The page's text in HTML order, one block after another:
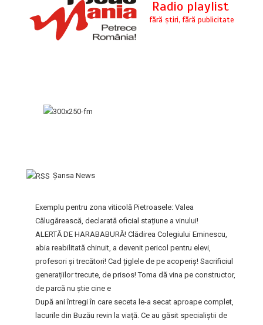
Şansa News
Exemplu pentru zona viticolă Pietroasele: Valea
Călugărească, declarată oficial stațiune a vinului!
ALERTĂ DE HARABABURĂ! Clădirea Colegiului Eminescu,
abia reabilitată chinuit, a devenit pericol pentru elevi,
profesori și trecători! Cad țiglele de pe acoperiș! Sacrificiul
generațiilor trecute, de prisos! Toma dă vina pe constructor,
de parcă nu știe cine e
După ani întregi în care seceta le-a secat aproape complet,
lacurile din Buzău revin la viață. Ce au găsit specialiștii de